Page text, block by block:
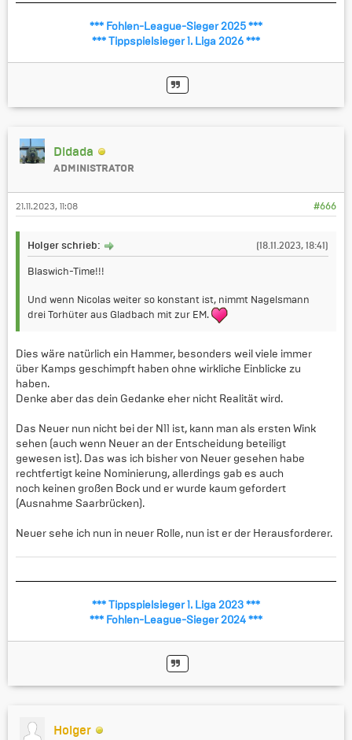
*** Fohlen-League-Sieger 2025 ***
*** Tippspielsieger 1. Liga 2026 ***
Didada
ADMINISTRATOR
#666
21.11.2023, 11:08
(18.11.2023, 18:41)
Holger schrieb:
Blaswich-Time!!!
Und wenn Nicolas weiter so konstant ist, nimmt Nagelsmann
drei Torhüter aus Gladbach mit zur EM.
Dies wäre natürlich ein Hammer, besonders weil viele immer
über Kamps geschimpft haben ohne wirkliche Einblicke zu
haben.
Denke aber das dein Gedanke eher nicht Realität wird.
Das Neuer nun nicht bei der N11 ist, kann man als ersten Wink
sehen (auch wenn Neuer an der Entscheidung beteiligt
gewesen ist). Das was ich bisher von Neuer gesehen habe
rechtfertigt keine Nominierung, allerdings gab es auch
noch keinen großen Bock und er wurde kaum gefordert
(Ausnahme Saarbrücken).
Neuer sehe ich nun in neuer Rolle, nun ist er der Herausforderer.
*** Tippspielsieger 1. Liga 2023 ***
*** Fohlen-League-Sieger 2024 ***
Holger